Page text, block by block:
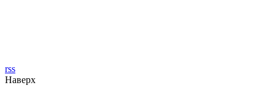
rss
Наверх